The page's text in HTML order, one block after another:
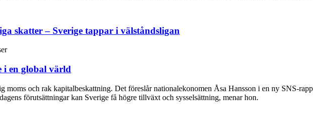
skatter – Sverige tappar i välståndsligan
i en global värld
moms och rak kapitalbeskattning. Det föreslår nationalekonomen Åsa Hansson i en ny SNS-
förutsättningar kan Sverige få högre tillväxt och sysselsättning, menar hon.